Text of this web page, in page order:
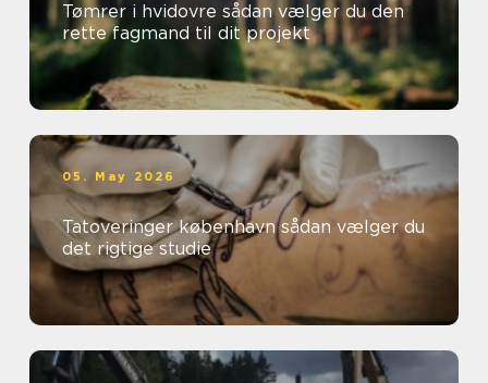
Tømrer i hvidovre sådan vælger du den
rette fagmand til dit projekt
05. May 2026
Tatoveringer københavn sådan vælger du
det rigtige studie